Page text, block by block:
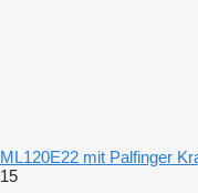
ML120E22 mit Palfinger
15